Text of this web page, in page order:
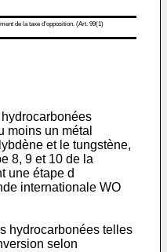
de la taxe d'opposition. (Art. 99(1)
moins un métal
et le tungstène,
8, 9 et 10 de la
une étape d
internationale WO
hydrocarbonées telles
selon